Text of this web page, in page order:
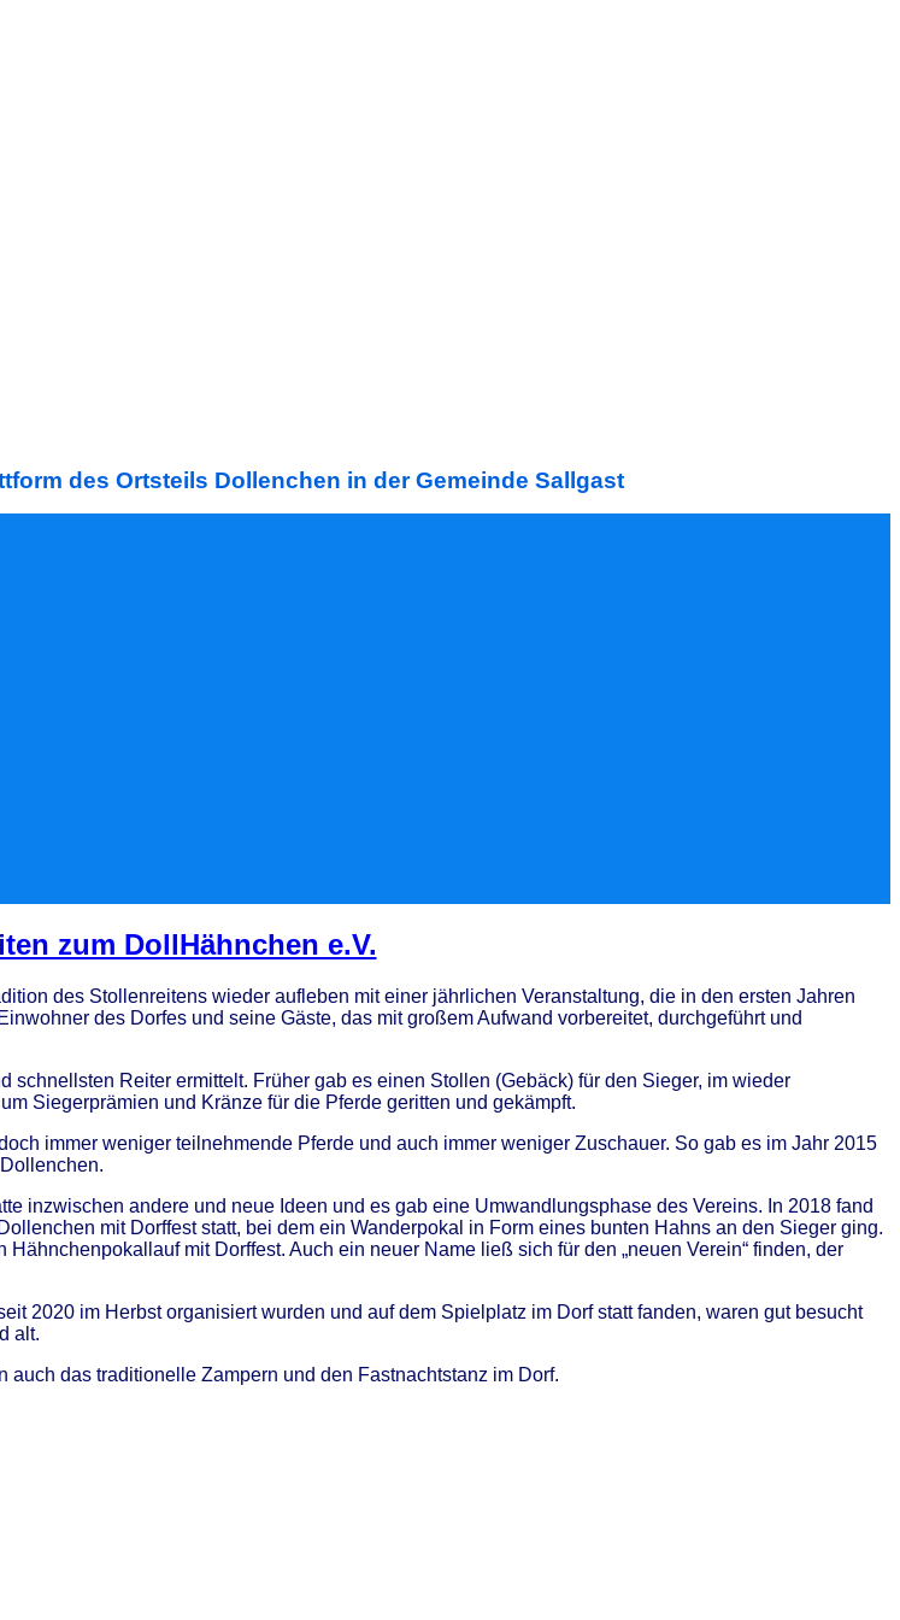
des Ortsteils Dollenchen in der Gemeinde Sallgast
zum DollHähnchen e.V.
des Stollenreitens wieder aufleben mit einer jährlichen Veranstaltung, die in den ersten Jahren
des Dorfes und seine Gäste, das mit großem Aufwand vorbereitet, durchgeführt und
schnellsten Reiter ermittelt. Früher gab es einen Stollen (Gebäck) für den Sieger, im wieder
Siegerprämien und Kränze für die Pferde geritten und gekämpft.
immer weniger teilnehmende Pferde und auch immer weniger Zuschauer. So gab es im Jahr 2015
inzwischen andere und neue Ideen und es gab eine Umwandlungsphase des Vereins. In 2018 fand
mit Dorffest statt, bei dem ein Wanderpokal in Form eines bunten Hahns an den Sieger ging.
Hähnchenpokallauf mit Dorffest. Auch ein neuer Name ließ sich für den „neuen Verein“ finden, der
2020 im Herbst organisiert wurden und auf dem Spielplatz im Dorf statt fanden, waren gut besucht
alt.
auch das traditionelle Zampern und den Fastnachtstanz im Dorf.